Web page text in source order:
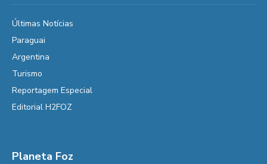
Últimas Notícias
Paraguai
Argentina
Turismo
Reportagem Especial
Editorial H2FOZ
Planeta Foz